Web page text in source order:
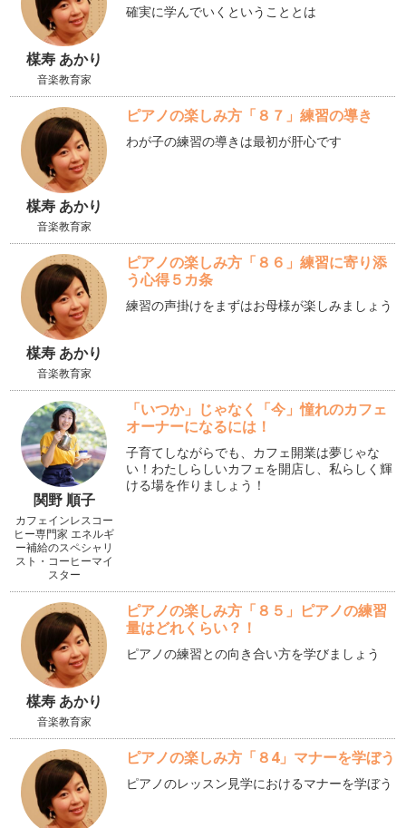
楳寿 あかり
音楽教育家
確実に学んでいくということとは
楳寿 あかり
音楽教育家
ピアノの楽しみ方「８７」練習の導き
わが子の練習の導きは最初が肝心です
楳寿 あかり
音楽教育家
ピアノの楽しみ方「８６」練習に寄り添
う心得５カ条
練習の声掛けをまずはお母様が楽しみましょう
関野 順子
カフェインレスコー
ヒー専門家 エネルギ
ー補給のスペシャリ
スト・コーヒーマイ
スター
「いつか」じゃなく「今」憧れのカフェ
オーナーになるには！
子育てしながらでも、カフェ開業は夢じゃな
い！わたしらしいカフェを開店し、私らしく輝
ける場を作りましょう！
楳寿 あかり
音楽教育家
ピアノの楽しみ方「８５」ピアノの練習
量はどれくらい？！
ピアノの練習との向き合い方を学びましょう
ピアノの楽しみ方「８4」マナーを学ぼう
ピアノのレッスン見学におけるマナーを学ぼう